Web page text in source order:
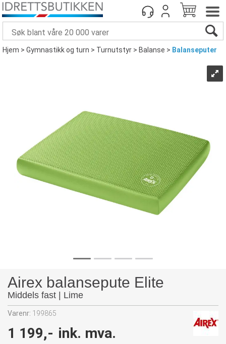
Hjem>Gymnastikk og turn>Turnutstyr>Balanse> Balanseputer
Airex balansepute Elite
Middels fast | Lime
Varenr: 199865
1 199,- ink. mva.